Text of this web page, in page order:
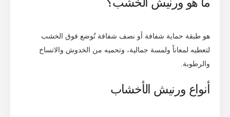
هو طبقة حماية شفافة أو نصف شفافة تُوضع فوق الخشب
لتعطيه لمعاناً ولمسة جمالية، وتحميه من الخدوش والاتساخ
والرطوبة.
أنواع ورنيش الأخشاب